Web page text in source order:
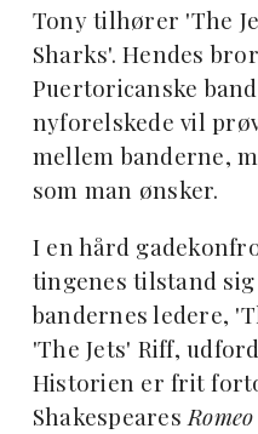
Tony tilhører 'The
Sharks'. Hendes
Puertoricanske
nyforelskede vil
mellem banderne,
som man ønsker.
I en hård
tingenes tilstand
bandernes ledere,
'The Jets' Riff,
Historien er frit
Shakespeares